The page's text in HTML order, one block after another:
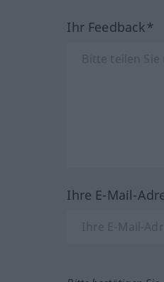
Ihr Feedback*
Ihre E-Mail-